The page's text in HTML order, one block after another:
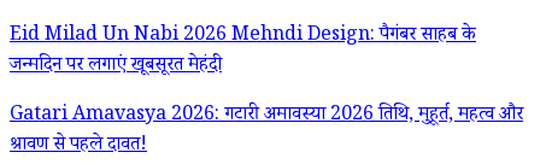
Eid Milad Un Nabi 2026 Mehndi Design: पैगंबर साहब के
जन्मदिन पर लगाएं खूबसूरत मेहंदी
Gatari Amavasya 2026: गटारी अमावस्या 2026 तिथि, मुहूर्त, महत्व और
श्रावण से पहले दावत!